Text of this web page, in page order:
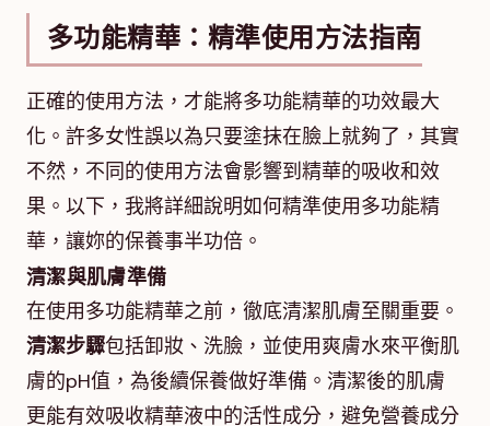
多功能精華：精準使用方法指南
正確的使用方法，才能將多功能精華的功效最大
化。許多女性誤以為只要塗抹在臉上就夠了，其實
不然，不同的使用方法會影響到精華的吸收和效
果。以下，我將詳細說明如何精準使用多功能精
華，讓妳的保養事半功倍。
清潔與肌膚準備
在使用多功能精華之前，徹底清潔肌膚至關重要。
清潔步驟包括卸妝、洗臉，並使用爽膚水來平衡肌
膚的pH值，為後續保養做好準備。清潔後的肌膚
更能有效吸收精華液中的活性成分，避免營養成分